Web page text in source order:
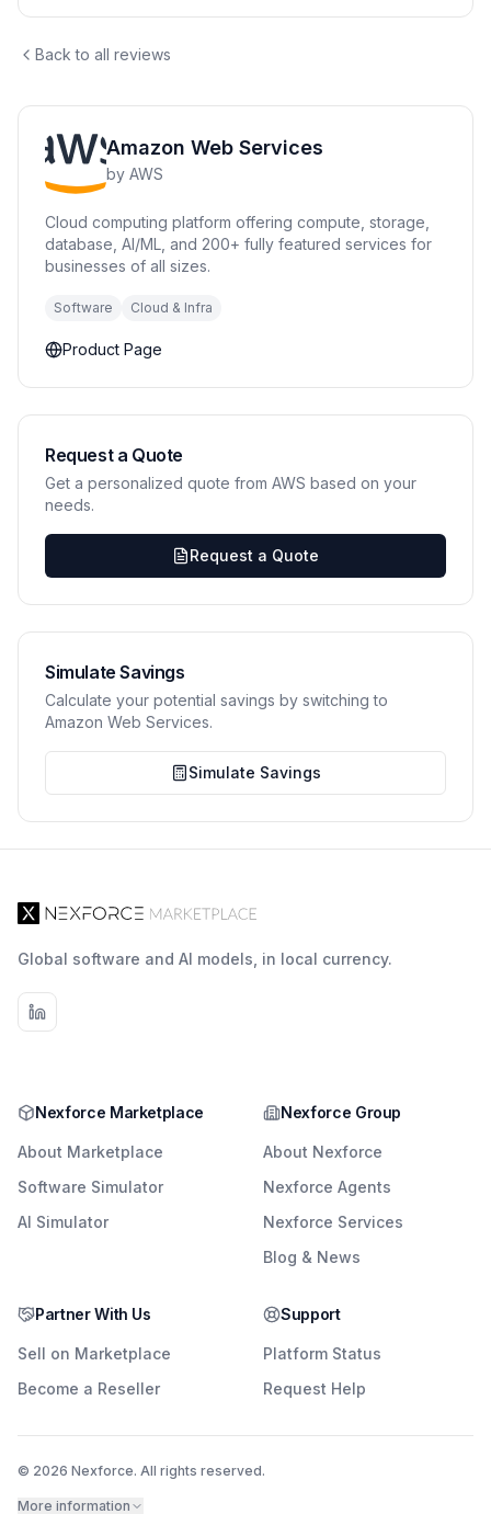
Back to all reviews
Amazon Web Services
by AWS
Cloud computing platform offering compute, storage,
database, AI/ML, and 200+ fully featured services for
businesses of all sizes.
Software Cloud & Infra
Product Page
Request a Quote
Get a personalized quote from AWS based on your
needs.
Request a Quote
Simulate Savings
Calculate your potential savings by switching to
Amazon Web Services.
Simulate Savings
Global software and AI models, in local currency.
Nexforce Marketplace
About Marketplace
Software Simulator
AI Simulator
Nexforce Group
About Nexforce
Nexforce Agents
Nexforce Services
Blog & News
Partner With Us
Sell on Marketplace
Become a Reseller
Support
Platform Status
Request Help
© 2026 Nexforce. All rights reserved.
More information